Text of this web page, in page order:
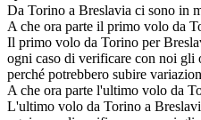
Da Torino a Breslavia ci sono in
A che ora parte il primo volo da
Il primo volo da Torino per
ogni caso di verificare con noi gli
perché potrebbero subire
A che ora parte l'ultimo volo da
L'ultimo volo da Torino a